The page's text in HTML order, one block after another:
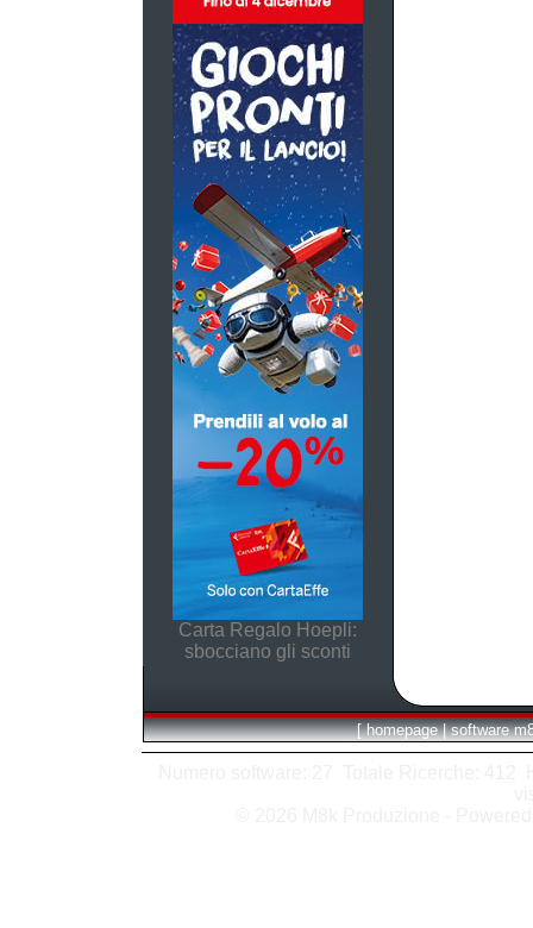
Carta Regalo Hoepli:
sbocciano gli sconti
[ homepage | software